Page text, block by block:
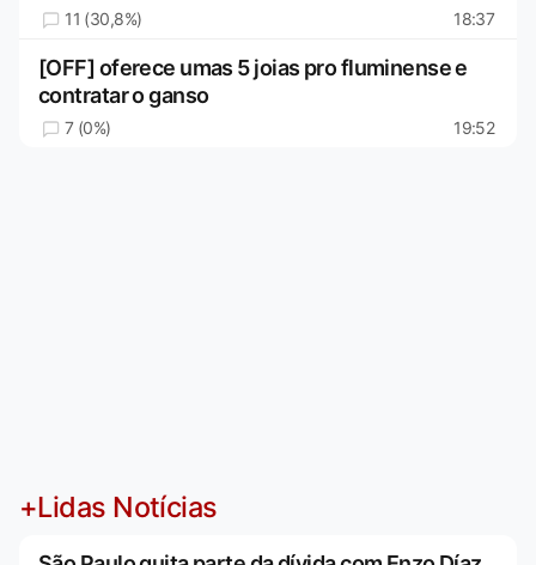
11 (30,8%) 18:37
[OFF] oferece umas 5 joias pro fluminense e
contratar o ganso
7 (0%) 19:52
+Lidas Notícias